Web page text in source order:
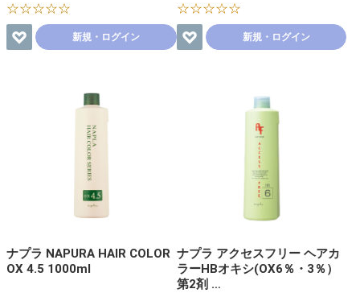
☆☆☆☆☆
新規・ログイン
☆☆☆☆☆
新規・ログイン
ナプラ NAPURA HAIR COLOR
OX 4.5 1000ml
ナプラ アクセスフリー ヘアカ
ラーHBオキシ(OX6％・3％）
第2剤 …